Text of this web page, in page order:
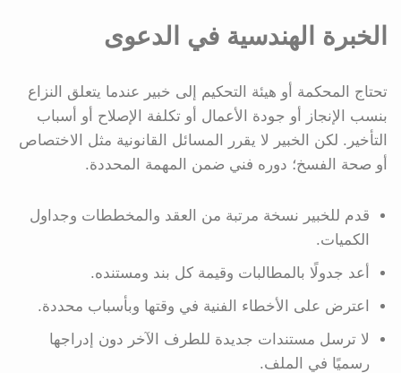
الخبرة الهندسية في الدعوى
تحتاج المحكمة أو هيئة التحكيم إلى خبير عندما يتعلق النزاع
بنسب الإنجاز أو جودة الأعمال أو تكلفة الإصلاح أو أسباب
التأخير. لكن الخبير لا يقرر المسائل القانونية مثل الاختصاص
أو صحة الفسخ؛ دوره فني ضمن المهمة المحددة.
قدم للخبير نسخة مرتبة من العقد والمخططات وجداول
الكميات.
أعد جدولًا بالمطالبات وقيمة كل بند ومستنده.
اعترض على الأخطاء الفنية في وقتها وبأسباب محددة.
لا ترسل مستندات جديدة للطرف الآخر دون إدراجها
رسميًا في الملف.